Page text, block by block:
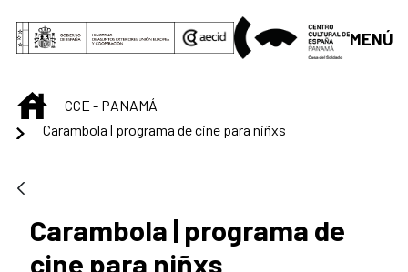
Saltar al contenido principal
MENÚ
INICIOCCE - PANAMÁ
Carambola | programa de cine para niñxs
Carambola | programa de
cine para niñxs